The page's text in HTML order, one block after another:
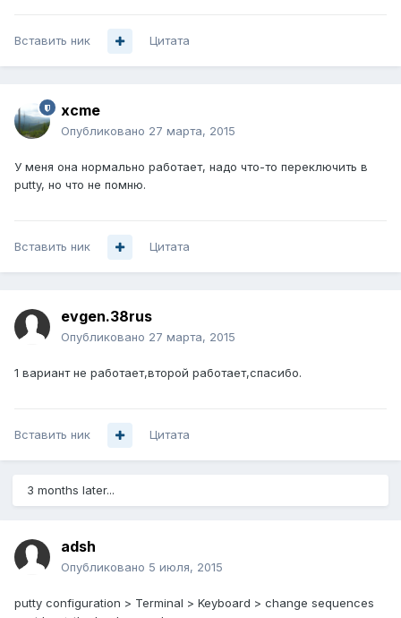
Вставить ник Цитата
xcme
Опубликовано 27 марта, 2015
У меня она нормально работает, надо что-то переключить в
putty, но что не помню.
Вставить ник Цитата
evgen.38rus
Опубликовано 27 марта, 2015
1 вариант не работает,второй работает,спасибо.
Вставить ник Цитата
3 months later...
adsh
Опубликовано 5 июля, 2015
putty configuration > Terminal > Keyboard > change sequences